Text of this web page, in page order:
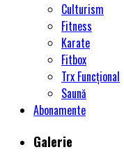
Culturism
Fitness
Karate
Fitbox
Trx Funcțional
Saună
Abonamente
Galerie